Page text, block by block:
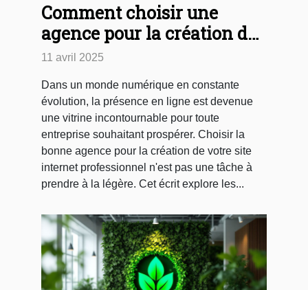
Comment choisir une
agence pour la création de
votre site internet
professionnel
11 avril 2025
Dans un monde numérique en constante
évolution, la présence en ligne est devenue
une vitrine incontournable pour toute
entreprise souhaitant prospérer. Choisir la
bonne agence pour la création de votre site
internet professionnel n'est pas une tâche à
prendre à la légère. Cet écrit explore les...